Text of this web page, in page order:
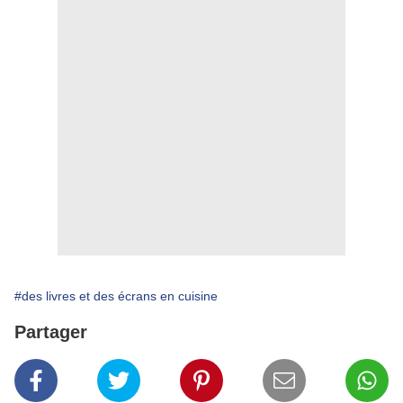
#des livres et des écrans en cuisine
Partager